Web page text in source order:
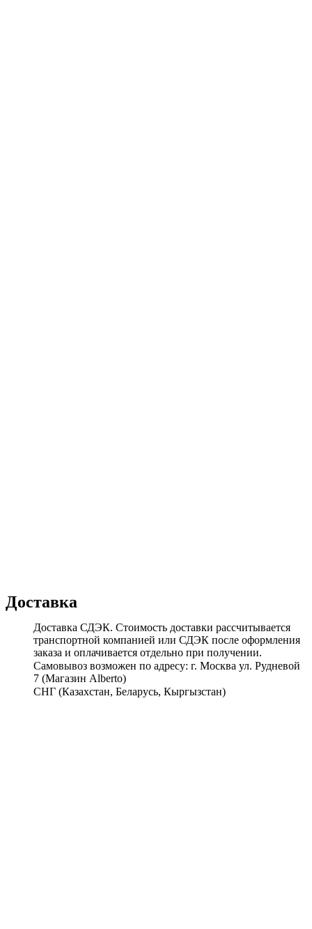
Доставка
Доставка СДЭК. Стоимость доставки рассчитывается
транспортной компанией или СДЭК после оформления
заказа и оплачивается отдельно при получении.
Самовывоз возможен по адресу: г. Москва ул. Рудневой
7 (Магазин Alberto)
СНГ (Казахстан, Беларусь, Кыргызстан)